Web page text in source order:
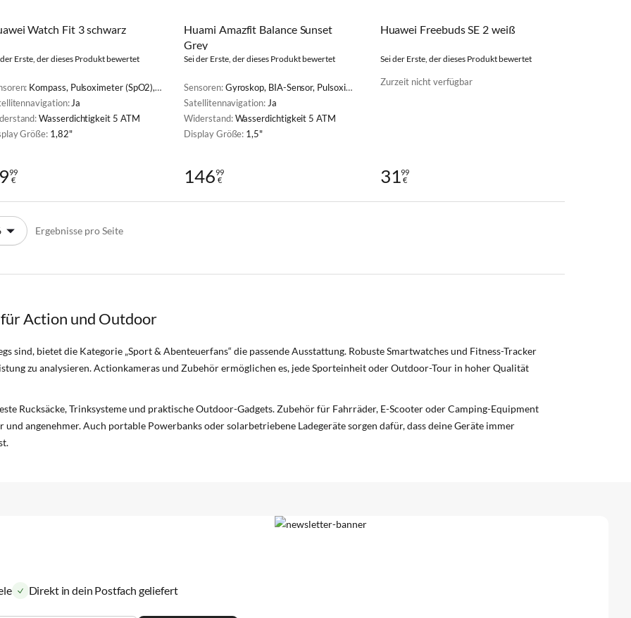
Watch Fit 3 schwarz
der Erste, der dieses Produkt bewertet
Kompass, Pulsoximeter (SpO2), Herzfrequenzmesser
Ja
Wasserdichtigkeit 5 ATM
Größe: 1,82"
99
€
Huami Amazfit Balance Sunset
Grey
Sei der Erste, der dieses Produkt bewertet
Sensoren:Gyroskop, BIA-Sensor, Pulsoximeter (SpO2), Herzfrequenzmesser, Lichtsensor, Thermometer
Satellitennavigation: Ja
Widerstand:Wasserdichtigkeit 5 ATM
Display Größe: 1,5"
14699
€
Huawei Freebuds SE 2 weiß
Sei der Erste, der dieses Produkt bewertet
Zurzeit nicht verfügbar
3199
€
Ergebnisse pro Seite
Action und Outdoor
sind, bietet die Kategorie „Sport & Abenteuerfans“ die passende Ausstattung. Robuste Smartwatches und Fitness-Tracker
zu analysieren. Actionkameras und Zubehör ermöglichen es, jede Sporteinheit oder Outdoor-Tour in hoher Qualität
Rucksäcke, Trinksysteme und praktische Outdoor-Gadgets. Zubehör für Fahrräder, E-Scooter oder Camping-Equipment
angenehmer. Auch portable Powerbanks oder solarbetriebene Ladegeräte sorgen dafür, dass deine Geräte immer
Direkt in dein Postfach geliefert